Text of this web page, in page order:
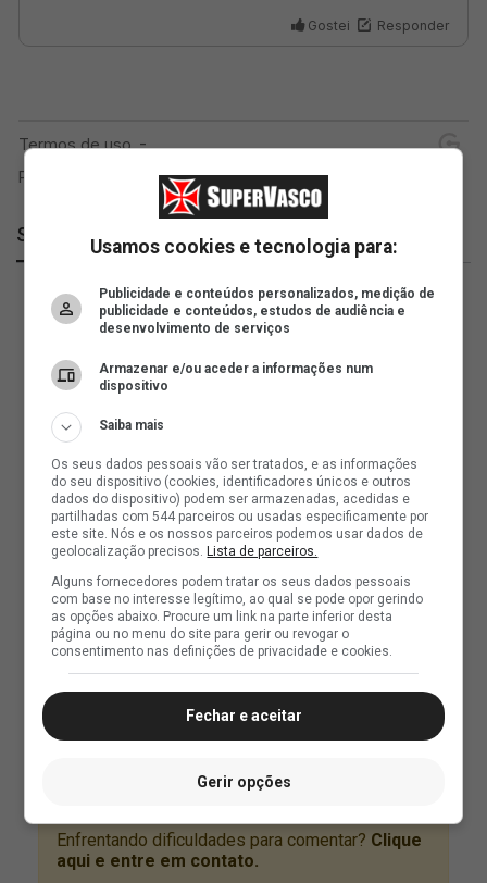
SuperVasco
Usamos cookies e tecnologia para:
Publicidade e conteúdos personalizados, medição de
publicidade e conteúdos, estudos de audiência e
desenvolvimento de serviços
Armazenar e/ou aceder a informações num
dispositivo
Saiba mais
Os seus dados pessoais vão ser tratados, e as informações
do seu dispositivo (cookies, identificadores únicos e outros
dados do dispositivo) podem ser armazenadas, acedidas e
partilhadas com 544 parceiros ou usadas especificamente por
este site. Nós e os nossos parceiros podemos usar dados de
geolocalização precisos. Lista de parceiros.
Alguns fornecedores podem tratar os seus dados pessoais
com base no interesse legítimo, ao qual se pode opor gerindo
as opções abaixo. Procure um link na parte inferior desta
página ou no menu do site para gerir ou revogar o
consentimento nas definições de privacidade e cookies.
Fechar e aceitar
Gerir opções